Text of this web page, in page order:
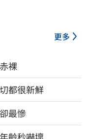
更多
裸
都很新鮮
最慘